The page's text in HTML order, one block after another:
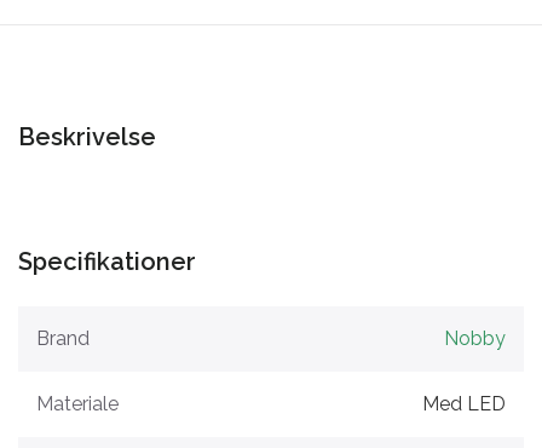
Beskrivelse
Specifikationer
Brand Nobby
Materiale Med LED